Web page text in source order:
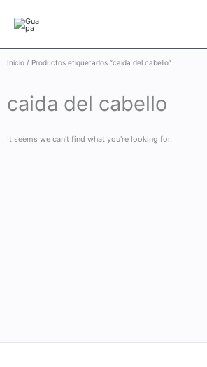
contenido
Inicio / Productos etiquetados “caida del cabello”
caida del cabello
It seems we can't find what you're looking for.